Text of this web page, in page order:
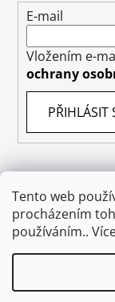
Tento web
procházením
používáním..
E-mail
Vložením e-
ochrany
PŘIHLÁSIT
Obchodní